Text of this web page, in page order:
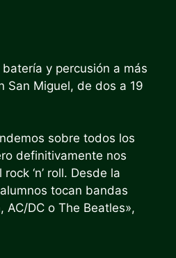
y percusión a más
San Miguel, de dos a 19
sobre todos los
definitivamente nos
‘n’ roll. Desde la
tocan bandas
AC/DC o The Beatles»,